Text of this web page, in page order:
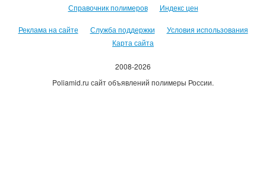
Справочник полимеров
Индекс цен
Реклама на сайте Служба поддержки
Условия использования
Карта сайта
2008-2026
Poliamid.ru сайт объявлений полимеры России.